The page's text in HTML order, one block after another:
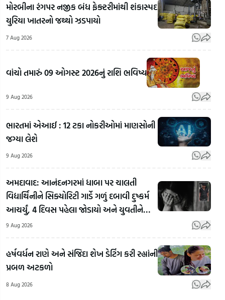
મોરબીના રંગપર નજીક બંધ ફેક્ટરીમાંથી શંકાસ્પદ
યુરિયા ખાતરનો જથ્થો ઝડપાયો
7 Aug 2026
વાંચો તમારું 09 ઓગસ્ટ 2026નું રાશિ ભવિષ્ય
9 Aug 2026
ભારતમાં એઆઈ : 12 ટકા નોકરીઓમાં માણસોની
જગ્યા લેશે
9 Aug 2026
અમદાવાદ: આનંદનગરમાં ધાબા પર ચાલતી
વિદ્યાર્થિનીને સિક્યોરિટી ગાર્ડે ગળું દબાવી દુષ્કર્મ
આચર્યું, 4 દિવસ પહેલા જોડાયો અને યુવતીને
પીંખી
9 Aug 2026
હર્ષવર્ધન રાણે અને સંજિદા શેખ ડેટિંગ કરી રહ્યાંની
પ્રબળ અટકળો
8 Aug 2026
ગોધરા
સબજેલમાં
વિશ્વ
આદિવાસી
અનોખી
ઉજવણી!
પરંપરાગત
ગોધરા
સબજેલમાં
વિશ્વ
અનોખી